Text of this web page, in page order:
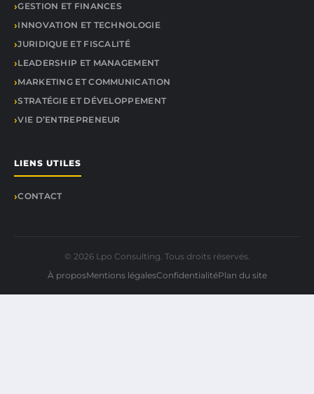
GESTION ET FINANCES
INNOVATION ET TECHNOLOGIE
JURIDIQUE ET FISCALITÉ
LEADERSHIP ET MANAGEMENT
MARKETING ET COMMUNICATION
STRATÉGIE ET DÉVELOPPEMENT
VIE D’ENTREPRENEUR
LIENS UTILES
CONTACT
© 2026 Lpo Consulting. Tous droits réservés.
À proposMentions légalesConfidentialitéPlan du site